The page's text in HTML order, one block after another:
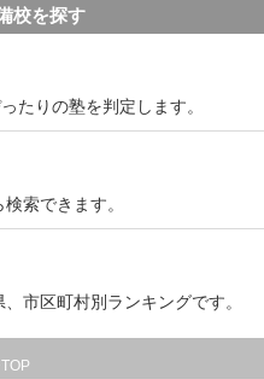
校を探す
たりの塾を判定します。
索できます。
市区町村別ランキングです。